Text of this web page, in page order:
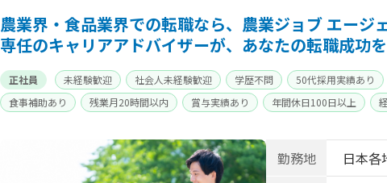
農業界・食品業界での転職なら、農業ジョブ エージ
専任のキャリアアドバイザーが、あなたの転職成功
正社員 未経験歓迎 社会人未経験歓迎 学歴不問
50代採用実績あり
食事補助あり
残業月20時間以内 賞与実績あり 年間休日100日以上
勤務地 日本各